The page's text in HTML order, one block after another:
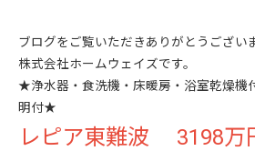
ブログをご覧いただきありがとうござい
株式会社ホームウェイズです。
★浄水器・食洗機・床暖房・浴室乾燥機
明付★
レピア東難波 3198万